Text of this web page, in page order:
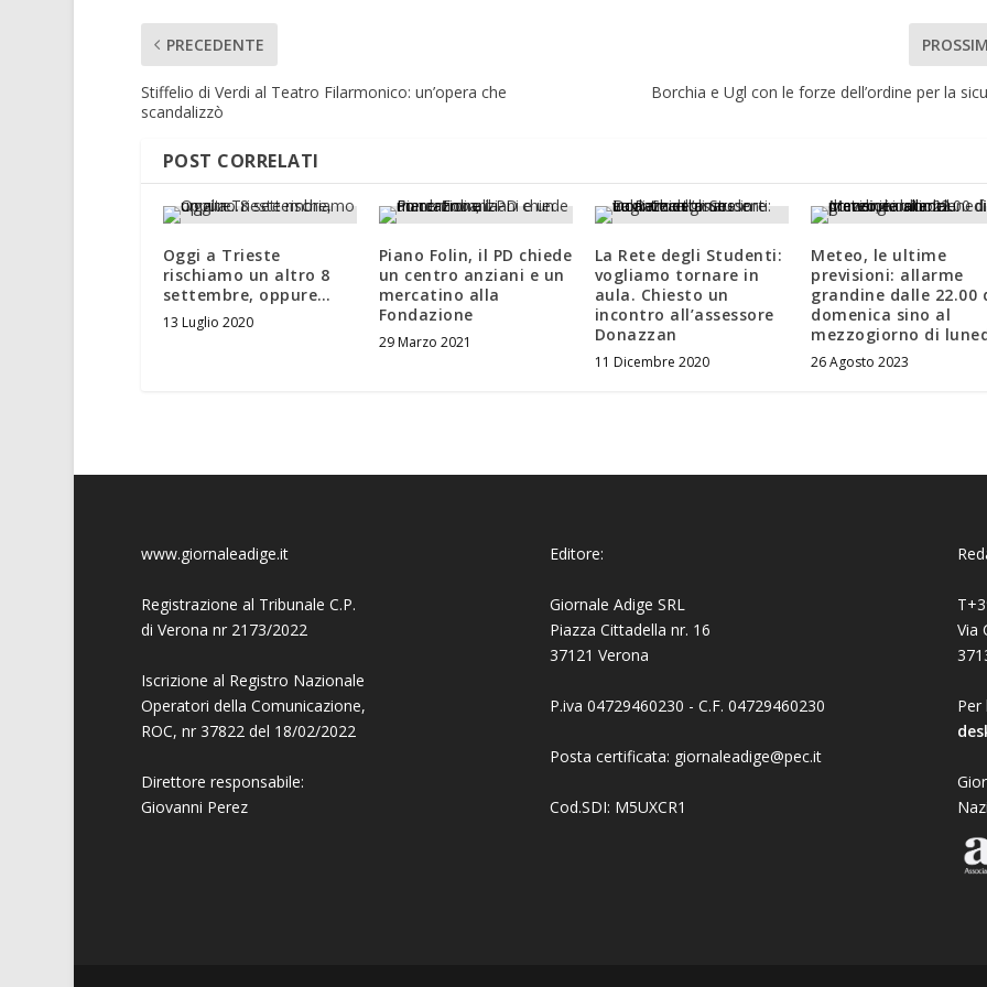
PRECEDENTE
Stiffelio di Verdi al Teatro Filarmonico: un’opera che
scandalizzò
Borchia e Ugl con le forze dell’ordine per la
POST CORRELATI
Oggi a Trieste
rischiamo un altro 8
settembre, oppure…
13 Luglio 2020
Piano Folin, il PD chiede
un centro anziani e un
mercatino alla
Fondazione
29 Marzo 2021
La Rete degli Studenti:
vogliamo tornare in
aula. Chiesto un
incontro all’assessore
Donazzan
11 Dicembre 2020
Meteo, le ultime
previsioni: allarme
grandine dalle 22.00
domenica sino al
mezzogiorno di
26 Agosto 2023
www.giornaleadige.it
Registrazione al Tribunale C.P.
di Verona nr 2173/2022
Iscrizione al Registro Nazionale
Operatori della Comunicazione,
ROC, nr 37822 del 18/02/2022
Direttore responsabile:
Giovanni Perez
Editore:
Giornale Adige SRL
Piazza Cittadella nr. 16
37121 Verona
P.iva 04729460230 - C.F. 04729460230
Posta certificata: giornaleadige@pec.it
Cod.SDI: M5UXCR1
Via
Per